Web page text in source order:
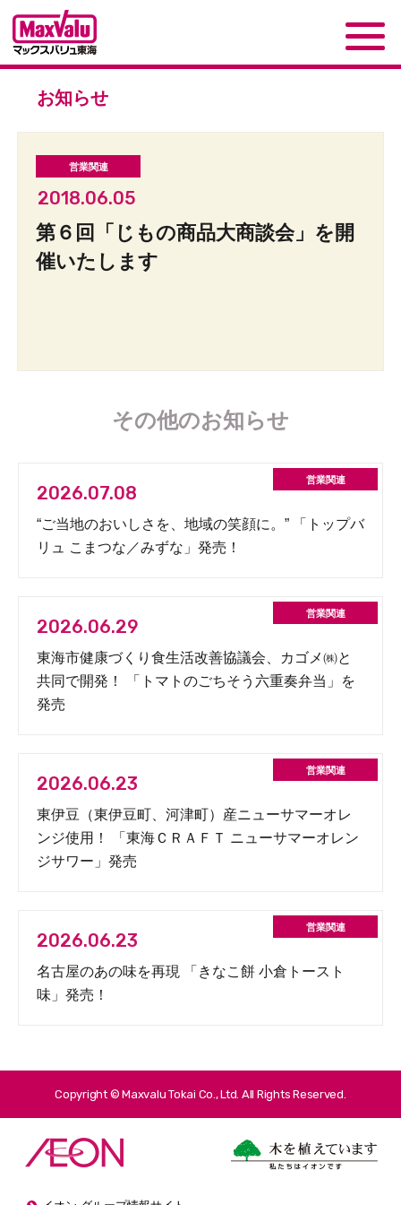
お知らせ
2018.06.05
第６回「じもの商品大商談会」を開
催いたします
その他のお知らせ
2026.07.08
“ご当地のおいしさを、地域の笑顔に。” 「トップバ
リュ こまつな／みずな」発売！
2026.06.29
東海市健康づくり食生活改善協議会、カゴメ㈱と
共同で開発！ 「トマトのごちそう六重奏弁当」を
発売
2026.06.23
東伊豆（東伊豆町、河津町）産ニューサマーオレ
ンジ使用！ 「東海ＣＲＡＦＴ ニューサマーオレン
ジサワー」発売
2026.06.23
名古屋のあの味を再現 「きなこ餅 小倉トースト
味」発売！
Copyright © Maxvalu Tokai Co., Ltd. All Rights Reserved.